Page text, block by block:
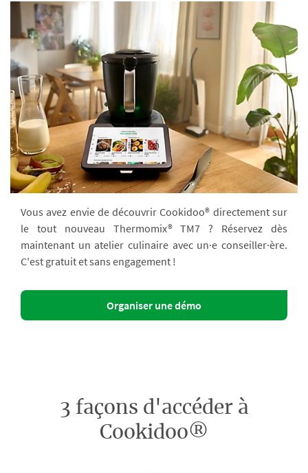
Vous avez envie de découvrir Cookidoo® directement sur
le tout nouveau Thermomix® TM7 ? Réservez dès
maintenant un atelier culinaire avec un·e conseiller·ère.
C'est gratuit et sans engagement !
Organiser une démo
3 façons d'accéder à
Cookidoo®